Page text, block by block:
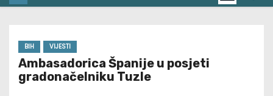
BIH VIJESTI
Ambasadorica Španije u posjeti
gradonačelniku Tuzle